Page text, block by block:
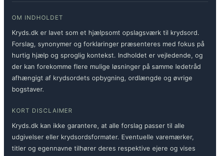
OM INDHOLDET
Kryds.dk er lavet som et hjælpsomt opslagsværk til krydsord.
Forslag, synonymer og forklaringer præsenteres med fokus på
hurtig hjælp og sproglig kontekst. Indholdet er vejledende, og
der kan forekomme flere mulige løsninger på samme ledetråd
afhængigt af krydsordets opbygning, ordlængde og øvrige
bogstaver.
KORT DISCLAIMER
Kryds.dk kan ikke garantere, at alle forslag passer til alle
udgivelser eller krydsordsformater. Eventuelle varemærker,
titler og egennavne tilhører deres respektive ejere og vises